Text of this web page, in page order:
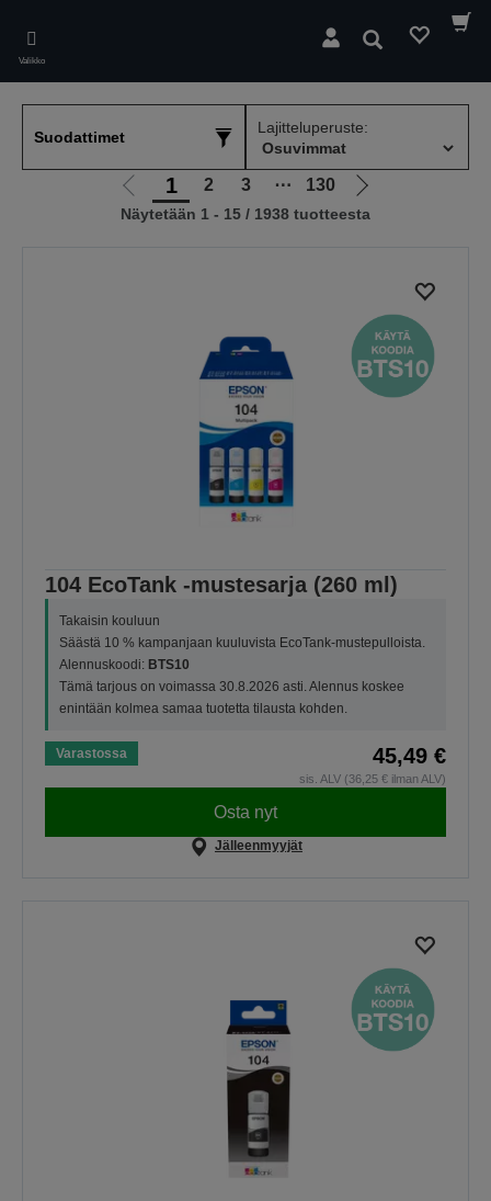
main
content
Valikko
Hae
Suodattimet
Lajitteluperuste:
Siirry
edelliselle
1 2 3 ⋯ 130
Siirry
seuraavalle
Näytetään 1 - 15 / 1938 tuotteesta
104 EcoTank -mustesarja (260 ml)
Takaisin kouluun
Säästä 10 % kampanjaan kuuluvista EcoTank-mustepulloista.
Alennuskoodi: BTS10
Tämä tarjous on voimassa 30.8.2026 asti. Alennus koskee
enintään kolmea samaa tuotetta tilausta kohden.
Varastossa 45,49 €
sis. ALV (36,25 € ilman ALV)
Osta nyt
Jälleenmyyjät